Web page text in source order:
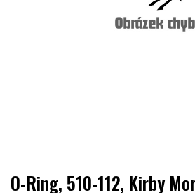
O-Ring, 510-112, Kirby